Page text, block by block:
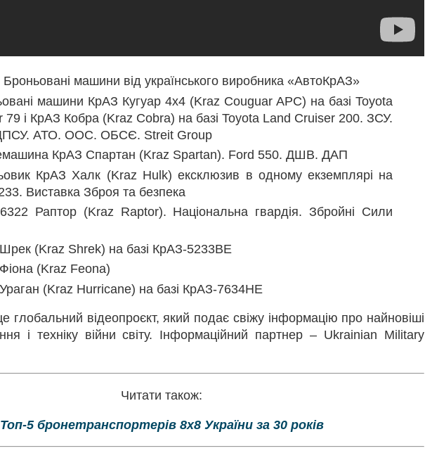
Броньовані машини від українського виробника «АвтоКрАЗ»
машини КрАЗ Кугуар 4х4 (Kraz Couguar APC) на базі Toyota
79 і КрАЗ Кобра (Kraz Cobra) на базі Toyota Land Cruiser 200. ЗСУ.
АТО. ООС. ОБСЄ. Streit Group
КрАЗ Спартан (Kraz Spartan). Ford 550. ДШВ. ДАП
КрАЗ Халк (Kraz Hulk) ексклюзив в одному екземплярі на
Виставка Зброя та безпека
Раптор (Kraz Raptor). Національна гвардія. Збройні Сили
(Kraz Shrek) на базі КрАЗ-5233ВЕ
(Kraz Feona)
(Kraz Hurricane) на базі КрАЗ-7634НЕ
глобальний відеопроєкт, який подає свіжу інформацію про найновіші
і техніку війни світу. Інформаційний партнер – Ukrainian Military
Читати також:
Топ-5 бронетранспортерів 8х8 України за 30 років